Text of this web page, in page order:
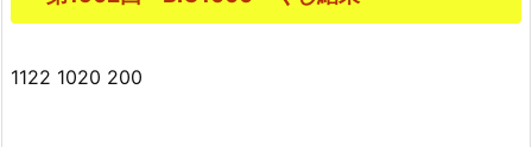
1122 1020 200